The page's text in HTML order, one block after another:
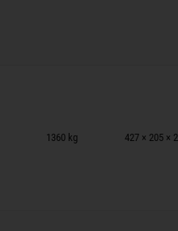
1360 kg 427 × 205 ×